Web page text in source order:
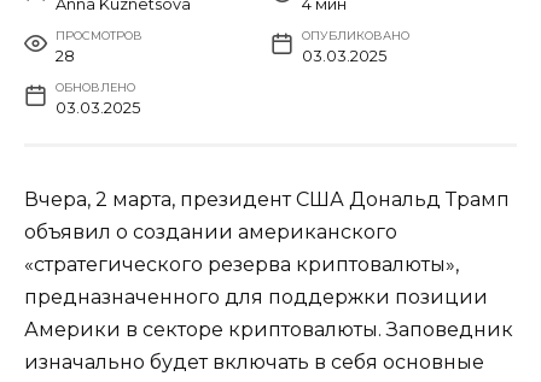
Anna Kuznetsova 4 мин
ПРОСМОТРОВ
28
ОПУБЛИКОВАНО
03.03.2025
ОБНОВЛЕНО
03.03.2025
Вчера, 2 марта, президент США Дональд Трамп
объявил о создании американского
«стратегического резерва криптовалюты»,
предназначенного для поддержки позиции
Америки в секторе криптовалюты. Заповедник
изначально будет включать в себя основные